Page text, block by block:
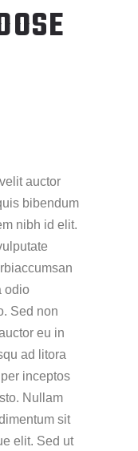
auctor
bibendum
nibh id elit.
odio
Sed non
eu in
ad litora
inceptos
Nullam
sit
elit. Sed ut